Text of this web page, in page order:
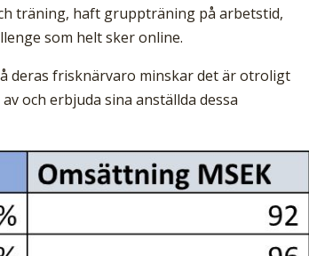
träning, haft gruppträning på arbetstid,
som helt sker online.
deras frisknärvaro minskar det är otroligt
och erbjuda sina anställda dessa